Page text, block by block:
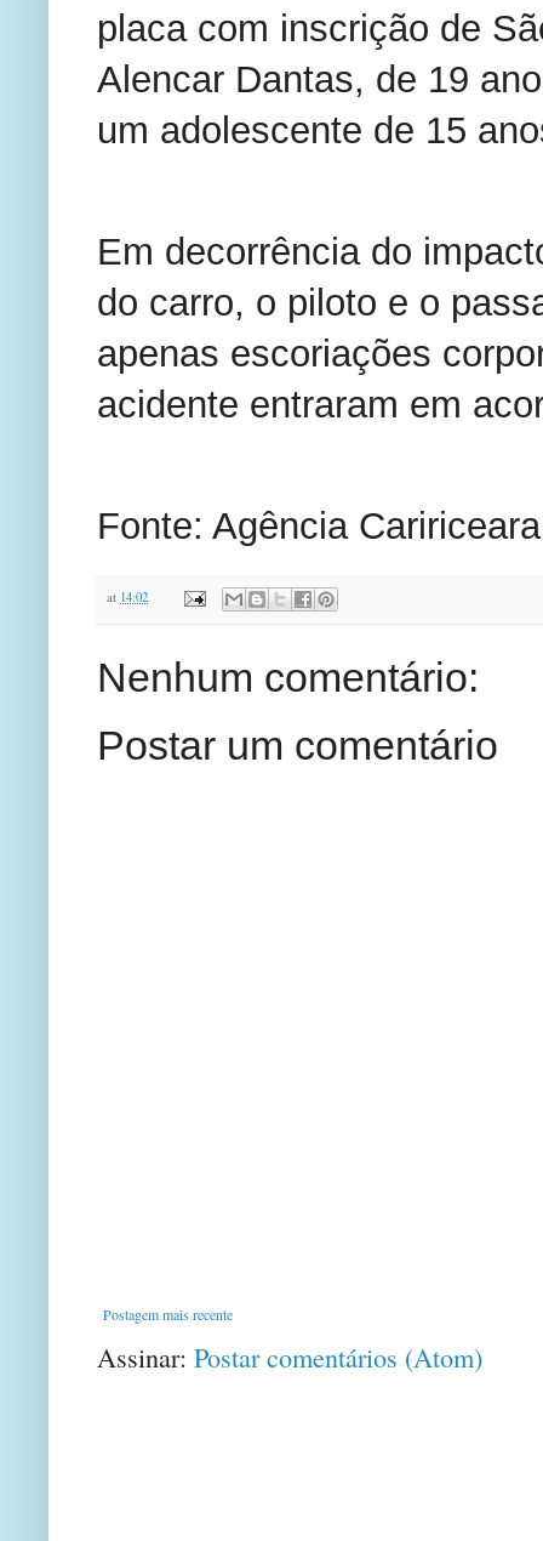
placa com inscrição de
Alencar Dantas, de 19
um adolescente de 15
Em decorrência do
do carro, o piloto e o
apenas escoriações
acidente entraram em
Fonte: Agência Caririceara
at 14:02
Nenhum comentário:
Postar um comentário
Postagem mais recente
Assinar: Postar comentários (Atom)